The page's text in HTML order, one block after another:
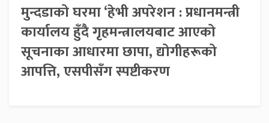
मुन्दडाको घरमा ‘हेभी अपरेशन : प्रधानमन्त्री
कार्यालय हुँदै गृहमन्त्रालयबाट आएको
सूचनाका आधारमा छापा, द्योगीहरूको
आपत्ति, एसपीसँग स्पष्टीकरण